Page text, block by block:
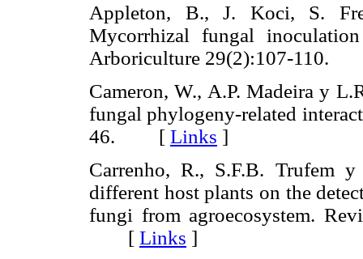
Appleton, B., J. Koci, S.
Mycorrhizal fungal
Arboriculture 29(2):107-
Cameron, W., A.P. Madeira y
fungal phylogeny-related
46. [ Links ]
Carrenho, R., S.F.B. Trufem
different host plants on the
fungi from agroecosystem.
[ Links ]